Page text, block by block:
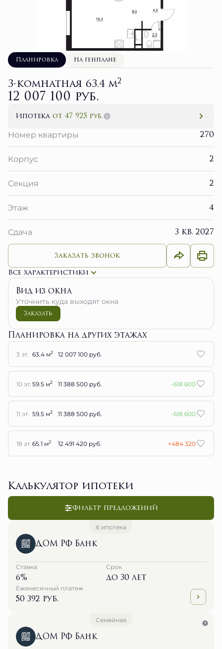
На генплане
3-комнатная 63.4 м2
12 007 100 руб.
Ипотекаот 47 925 руб.
Номер квартиры
270
2
2
4
3 кв. 2027
Все характеристики
Вид из окна
Уточнить куда выходят окна
Заказать
Планировка на других этажах
3 эт. 63.4 м 2 12 007 100 руб.
10 эт.59.5 м2 11 388 500 руб. -618 600
11 эт. 59.5 м2 11 388 500 руб. -618 600
18 эт.65.1 м2 12 491 420 руб. +484 320
Фильтр предложений
it ипотека
ДОМ РФ Банк
Ставка
6% до 30 лет
Ежемесячный платеж
50 392 руб.
ДОМ РФ Банк
Ставка